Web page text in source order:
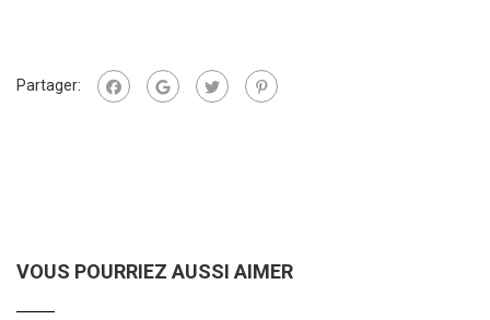
Partager:
VOUS POURRIEZ AUSSI AIMER